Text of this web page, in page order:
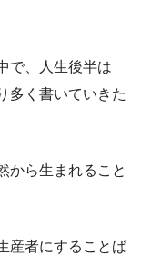
で、人生後半は
多く書いていきた
から生まれること
産者にすることば